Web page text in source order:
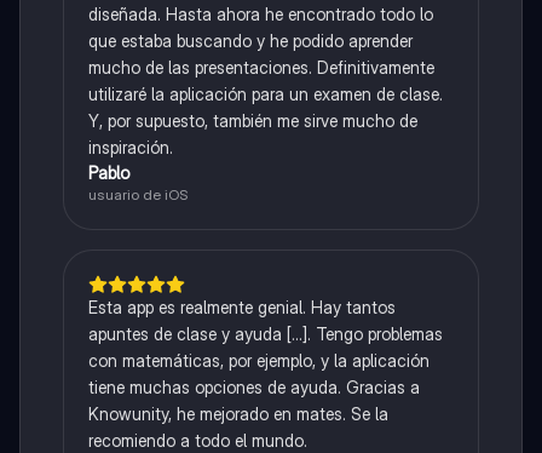
diseñada. Hasta ahora he encontrado todo lo
que estaba buscando y he podido aprender
mucho de las presentaciones. Definitivamente
utilizaré la aplicación para un examen de clase.
Y, por supuesto, también me sirve mucho de
inspiración.
Pablo
usuario de iOS
Esta app es realmente genial. Hay tantos
apuntes de clase y ayuda [...]. Tengo problemas
con matemáticas, por ejemplo, y la aplicación
tiene muchas opciones de ayuda. Gracias a
Knowunity, he mejorado en mates. Se la
recomiendo a todo el mundo.